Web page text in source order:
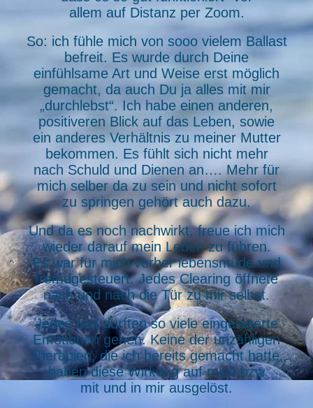
allem auf Distanz per Zoom.
So: ich fühle mich von sooo vielem Ballast
befreit. Es wurde durch Deine
einfühlsame Art und Weise erst möglich
gemacht, da auch Du ja alles mit mir
„durchlebst“. Ich habe einen anderen,
positiveren Blick auf das Leben, sowie
ein anderes Verhältnis zu meiner Mutter
bekommen. Es fühlt sich nicht mehr
nach Schuld und Dienen an…. Mehr für
mich selber da zu sein und nicht sofort
zu springen gehört auch dazu.
Und da es noch nachwirkt, freue ich mich
wieder darauf mein Leben zu führen.
Es war für mich vorher lebensmüde und
fremdgesteuert. Jedes Clearing öffnete
nach und nach die Tür zu mir selbst.
Jedes Mal durften so viele eingelagerte
Emotionen gehen. Keine der unzähligen
Therapien, die ich bereits gemacht hatte,
haben diese Wirkung auf mich bzw
mit und in mir ausgelöst.